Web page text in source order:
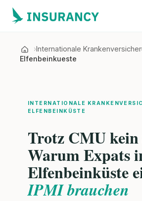
Internationale
Elfenbeinkueste
INTERNATIONALE
ELFENBEINKÜSTE
Trotz CMU kein
Warum Expats
Elfenbeinküste
IPMI brauchen